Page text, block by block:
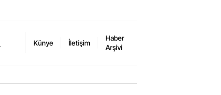
Künye İletişim
Haber
Arşivi